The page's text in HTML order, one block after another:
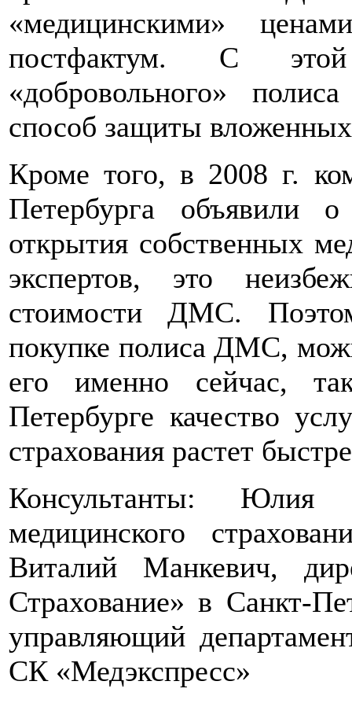
«медицинскими»
постфактум. С
«добровольного»
способ защиты
Кроме того, в 2008 г.
Петербурга объявили
открытия собственных
экспертов, это
стоимости ДМС.
покупке полиса ДМС,
его именно сейчас,
Петербурге качество
страхования растет
Консультанты: Юлия
медицинского
Виталий Манкевич,
Страхование» в Санкт-
управляющий
СК «Медэкспресс»